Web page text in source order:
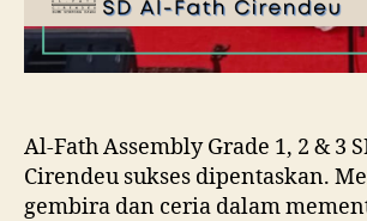
Al-Fath Assembly Grade 1, 2 & 3
Cirendeu sukses dipentaskan.
gembira dan ceria dalam